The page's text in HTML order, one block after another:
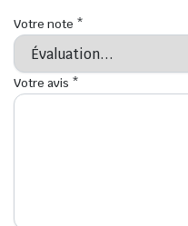
Votre note *
Votre avis *